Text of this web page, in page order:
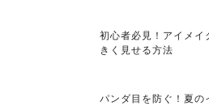
初心者必見！アイメイ
きく見せる方法
パンダ目を防ぐ！夏の